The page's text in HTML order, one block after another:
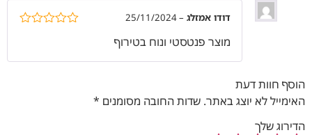
דודו אמזלג –
25/11/2024
מוצר פנטסטי ונוח בטירוף
הוסף חוות דעת
האימייל לא יוצג באתר. שדות החובה מסומנים *
הדירוג שלך